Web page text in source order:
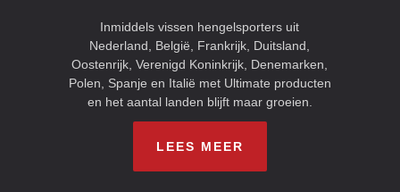
Inmiddels vissen hengelsporters uit
Nederland, België, Frankrijk, Duitsland,
Oostenrijk, Verenigd Koninkrijk, Denemarken,
Polen, Spanje en Italië met Ultimate producten
en het aantal landen blijft maar groeien.
LEES MEER